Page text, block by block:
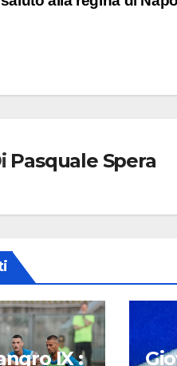
Pasquale Spera
IX :